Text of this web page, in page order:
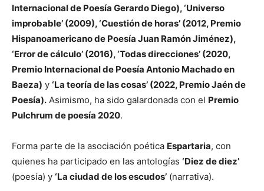
Internacional de Poesía Gerardo Diego), ‘Universo
improbable’ (2009), ‘Cuestión de horas’ (2012, Premio
Hispanoamericano de Poesía Juan Ramón Jiménez),
‘Error de cálculo’ (2016), ‘Todas direcciones’ (2020,
Premio Internacional de Poesía Antonio Machado en
Baeza) y ‘La teoría de las cosas’ (2022, Premio Jaén de
Poesía). Asimismo, ha sido galardonada con el Premio
Pulchrum de poesía 2020.
Forma parte de la asociación poética Espartaria, con
quienes ha participado en las antologías ‘Diez de diez’
(poesía) y ‘La ciudad de los escudos’ (narrativa).